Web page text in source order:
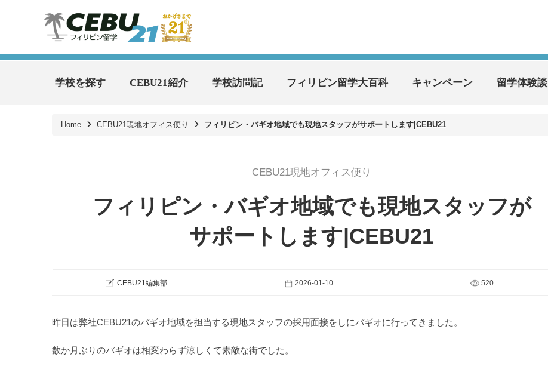
学校を探す CEBU21紹介 学校訪問記 フィリピン留学大百科 キャンペーン 留学体験談
Home CEBU21現地オフィス便り フィリピン・バギオ地域でも現地スタッフがサポートします|CEBU21
CEBU21現地オフィス便り
フィリピン・バギオ地域でも現地スタッフが
サポートします|CEBU21
CEBU21編集部 2026-01-10 520
昨日は弊社CEBU21のバギオ地域を担当する現地スタッフの採用面接をしにバギオに行ってきました。
数か月ぶりのバギオは相変わらず涼しくて素敵な街でした。